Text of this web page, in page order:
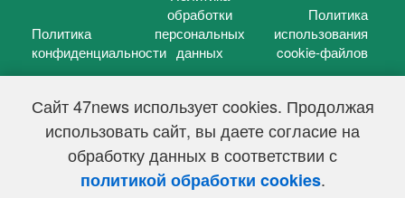
Сайт 47news использует cookies. Продолжая
использовать сайт, вы даете согласие на
обработку данных в соответствии с
политикой обработки cookies.
Политика
конфиденциальности
обработки
персональных
данных
Политика
использования
cookie-файлов
47 новостей (47 news)2005 — 2026 г.
Свидетельство о регистрации СМИ Эл № ФС 77-39848, выдано
Федеральной службой по надзору в сфере связи,
информационных технологий и массовых коммуникаций